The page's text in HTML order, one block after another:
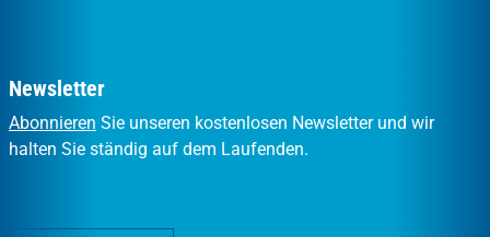
Newsletter
Abonnieren Sie unseren kostenlosen Newsletter und wir
halten Sie ständig auf dem Laufenden.